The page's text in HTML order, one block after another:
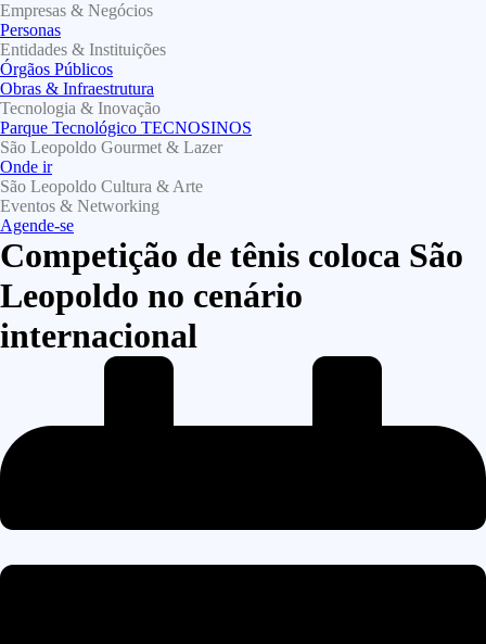
Empresas & Negócios
Personas
Entidades & Instituições
Órgãos Públicos
Obras & Infraestrutura
Tecnologia & Inovação
Parque Tecnológico TECNOSINOS
São Leopoldo Gourmet & Lazer
Onde ir
São Leopoldo Cultura & Arte
Eventos & Networking
Agende-se
Competição de tênis coloca São
Leopoldo no cenário
internacional